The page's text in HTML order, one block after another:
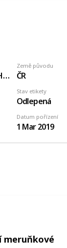
Měšťanský pivovar Hradec Králové
Země původu
ČR
Stav etikety
Odlepená
Datum pořízení
1 Mar 2019
meruňkové